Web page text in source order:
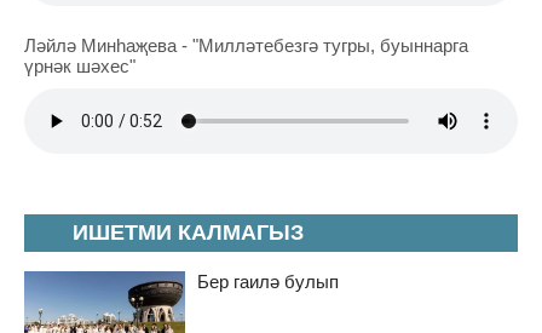
ИШЕТМИ КАЛМАГЫЗ
Бер гаилә булып
Ләйлә Минһаҗева - "Милләтебезгә тугры, буыннарга
үрнәк шәхес"